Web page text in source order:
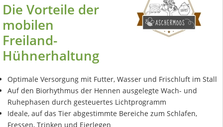
Die Vorteile der
mobilen
Freiland-
Hühnerhaltung
Optimale Versorgung mit Futter, Wasser und Frischluft im Stall
Auf den Biorhythmus der Hennen ausgelegte Wach- und
Ruhephasen durch gesteuertes Lichtprogramm
Ideale, auf das Tier abgestimmte Bereiche zum Schlafen,
Fressen, Trinken und Eierlegen